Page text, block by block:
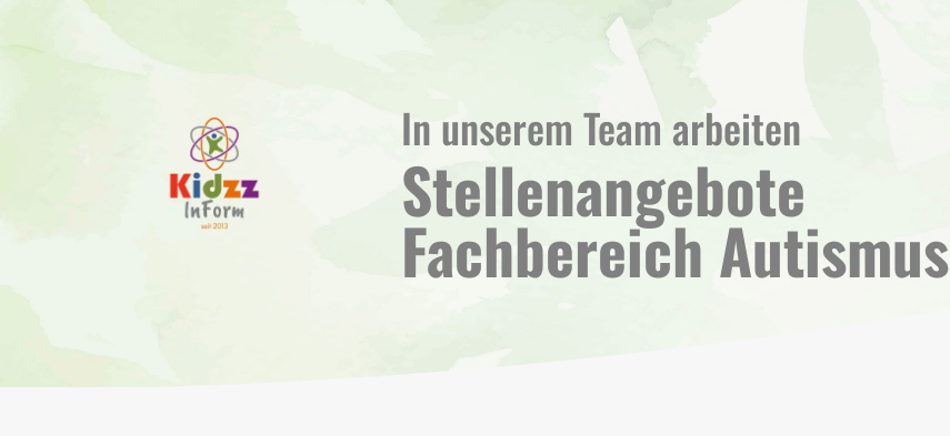
In unserem Team arbeiten
Stellenangebote
Fachbereich Autismus